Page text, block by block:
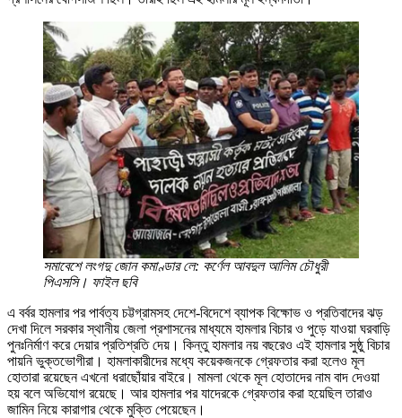
সমাবেশে লংগদু জোন কমাণ্ডার লে: কর্ণেল আবদুল আলিম চৌধুরী
পিএসসি। ফাইল ছবি
এ বর্বর হামলার পর পার্বত্য চট্টগ্রামসহ দেশে-বিদেশে ব্যাপক বিক্ষোভ ও প্রতিবাদের ঝড়
দেখা দিলে সরকার স্থানীয় জেলা প্রশাসনের মাধ্যমে হামলার বিচার ও পুড়ে যাওয়া ঘরবাড়ি
পুনঃনির্মাণ করে দেয়ার প্রতিশ্রতি দেয়। কিন্তু হামলার নয় বছরেও এই হামলার সুষ্ঠু বিচার
পায়নি ভুক্তভোগীরা। হামলাকারীদের মধ্যে কয়েকজনকে গ্রেফতার করা হলেও মূল
হোতারা রয়েছেন এখনো ধরাছোঁয়ার বাইরে। মামলা থেকে মূল হোতাদের নাম বাদ দেওয়া
হয় বলে অভিযোগ রয়েছে। আর হামলার পর যাদেরকে গ্রেফতার করা হয়েছিল তারাও
জামিন নিয়ে কারাগার থেকে মুক্তি পেয়েছেন।